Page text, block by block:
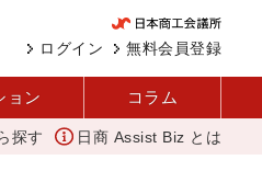
無料会員登録
ログイン
ョン コラム
あり REACT 「あったらいいね
探す 日商 Assist Biz とは